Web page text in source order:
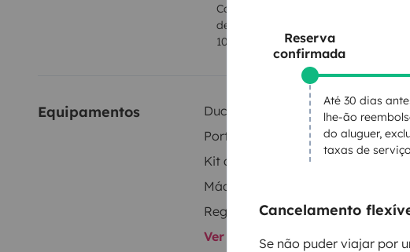
Reserva
confirmada
Até 30 dias
lhe-ão
do aluguer,
taxas de
Cancelamento
Se não puder viajar por
Cama de montar e
desmontar
100x185 cm
Equipamentos Duche interior
Porta-bicicletas
Kit de louça
Máquina de café
Ver todos os equipamentos